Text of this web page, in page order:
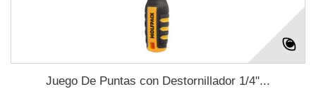
Juego De Puntas con Destornillador 1/4"...